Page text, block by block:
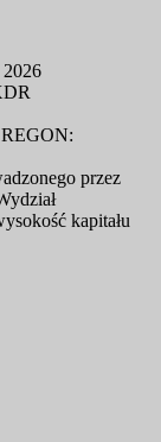
przez
kapitału